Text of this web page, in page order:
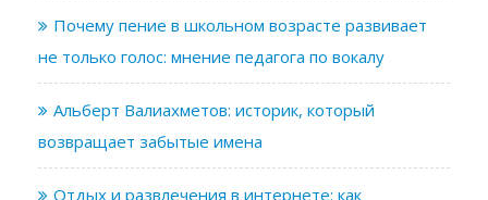
Почему пение в школьном возрасте развивает
не только голос: мнение педагога по вокалу
Альберт Валиахметов: историк, который
возвращает забытые имена
Отдых и развлечения в интернете: как